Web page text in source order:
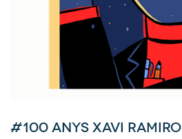
#100 ANYS XAVI RAMIRO